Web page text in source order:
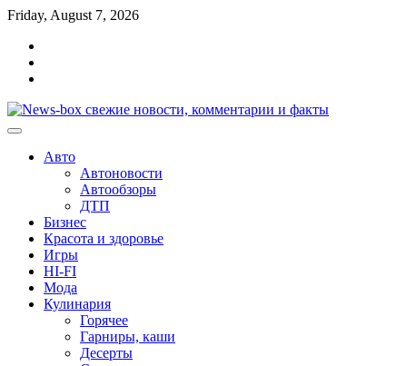
Перейти
содержимому
Friday, August 7, 2026
Авто
Автоновости
Автообзоры
ДТП
Бизнес
Красота и здоровье
Игры
HI-FI
Мода
Кулинария
Горячее
Гарниры, каши
Десерты